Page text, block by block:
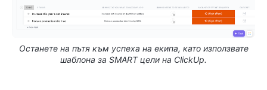
Останете на пътя към успеха на екипа, като използвате
шаблона за SMART цели на ClickUp.